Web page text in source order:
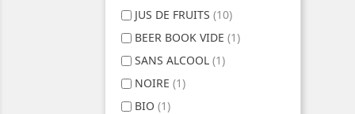
JUS DE FRUITS (10)
BEER BOOK VIDE (1)
SANS ALCOOL (1)
NOIRE (1)
BIO (1)